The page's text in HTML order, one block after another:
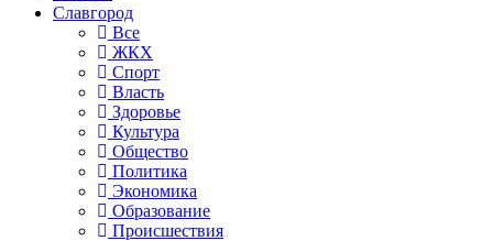
Славгород
Все
ЖКХ
Спорт
Власть
Здоровье
Культура
Общество
Политика
Экономика
Образование
Происшествия